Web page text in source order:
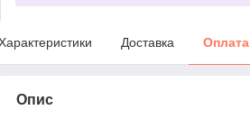
Доставка Оплата
Опис